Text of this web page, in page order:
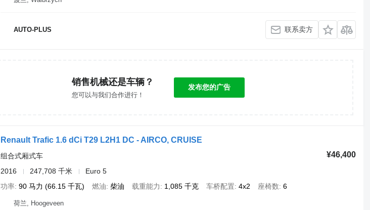
AUTO-PLUS 联系卖方
销售机械还是车辆？
您可以与我们合作进行！
发布您的广告
Renault Trafic 1.6 dCi T29 L2H1 DC - AIRCO, CRUISE
¥46,400
组合式厢式车
2016
247,708 千米
Euro 5
功率 90 马力 (66.15 千瓦) 燃油 柴油 载重能力 1,085 千克 车桥配置 4x2 座椅数 6
荷兰, Hoogeveen